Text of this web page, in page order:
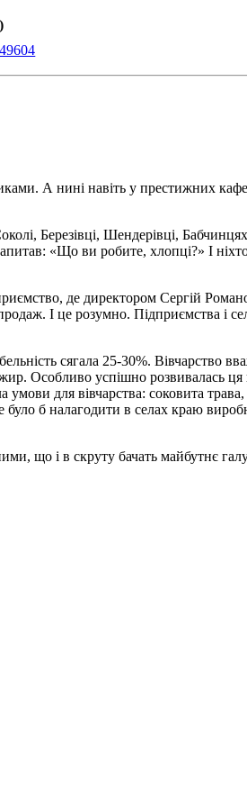
А нині навіть у престижних
Березівці, Шендерівці,
«Що ви робите, хлопці?» І
де директором Сергій
І це розумно. Підприємства і
сягала 25-30%. Вівчарство
Особливо успішно розвивалась
для вівчарства: соковита трава,
було б налагодити в селах краю
що і в скруту бачать майбутнє